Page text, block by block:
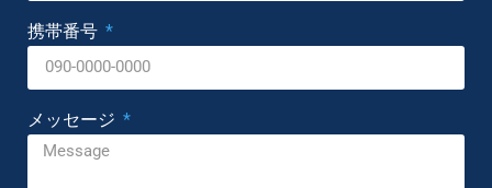
携帯番号
メッセージ